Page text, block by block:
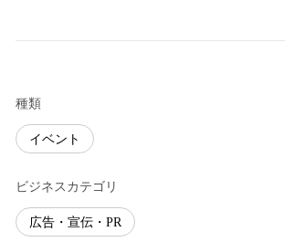
種類
イベント
ビジネスカテゴリ
広告・宣伝・PR